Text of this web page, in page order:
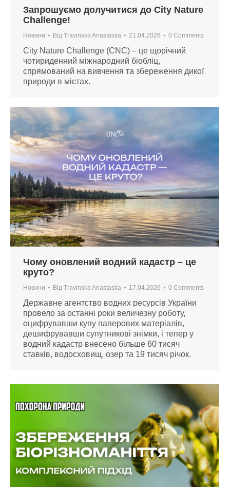
Запрошуємо долучитися до City Nature
Challenge!
Новини Від Travinska Anastasiia 21.04.2026 0 Comments
City Nature Challenge (CNC) – це щорічний
чотириденний міжнародний біобліц,
спрямований на вивчення та збереження дикої
природи в містах.
Чому оновлений водний кадастр – це
круто?
Новини Від Travinska Anastasiia 17.04.2026 0 Comments
Державне агентство водних ресурсів України
провело за останні роки величезну роботу,
оцифрувавши купу паперових матеріалів,
дешифрувавши супутникові знімки, і тепер у
водний кадастр внесено більше 60 тисяч
ставків, водосховищ, озер та 19 тисяч річок.